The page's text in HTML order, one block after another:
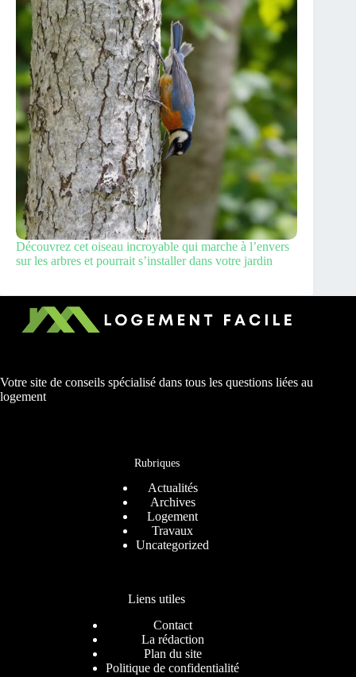
Découvrez cet oiseau incroyable qui marche à l’envers
sur les arbres et pourrait s’installer dans votre jardin
Votre site de conseils spécialisé dans tous les questions liées au
logement
Rubriques
Actualités
Archives
Logement
Travaux
Uncategorized
Liens utiles
Contact
La rédaction
Plan du site
Politique de confidentialité